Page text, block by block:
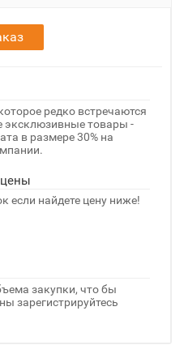
редко встречаются
эксклюзивные товары -
в размере 30% на
если найдете цену ниже!
закупки, что бы
зарегистрируйтесь